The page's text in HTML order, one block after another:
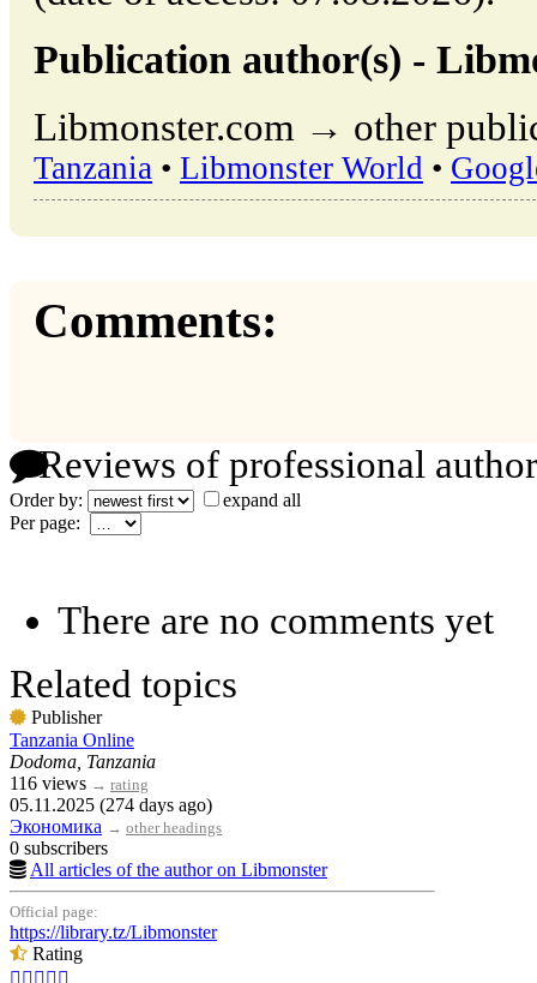
Publication author(s) -
Libmonster.com → other
Tanzania • Libmonster World •
Comments:
Reviews of professional
Order by:
expand all
Per page:
There are no comments yet
Related topics
Publisher
Tanzania Online
Dodoma, Tanzania
116 views → rating
05.11.2025 (274 days ago)
Экономика → other headings
0 subscribers
All articles of the author on Libmonster
Official page:
https://library.tz/Libmonster
Rating